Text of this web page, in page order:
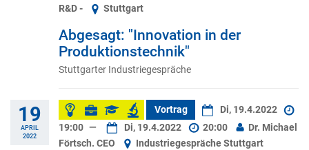
R&D -
Stuttgart
Abgesagt: "Innovation in der
Produktionstechnik"
Stuttgarter Industriegespräche
19
APRIL
2022
Vortrag
Di, 19.4.2022
19:00 — Di, 19.4.2022 20:00
Dr. Michael
Förtsch. CEO
Industriegespräche Stuttgart